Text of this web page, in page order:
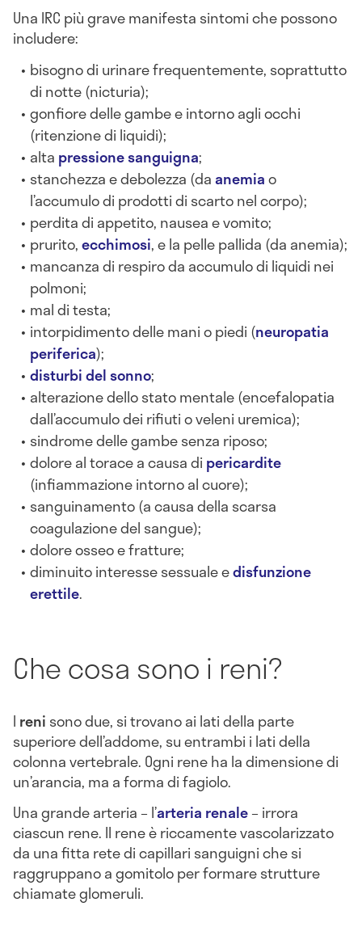
Una IRC più grave manifesta sintomi che possono
includere:
bisogno di urinare frequentemente, soprattutto
di notte (nicturia);
gonfiore delle gambe e intorno agli occhi
(ritenzione di liquidi);
alta pressione sanguigna;
stanchezza e debolezza (daanemiao
l’accumulo di prodotti di scarto nel corpo);
perdita di appetito, nausea e vomito;
prurito,ecchimosi, e la pelle pallida (da anemia);
mancanza di respiro da accumulo di liquidi nei
polmoni;
mal di testa;
intorpidimento delle mani o piedi (neuropatia
periferica);
disturbi del sonno;
alterazione dello stato mentale (encefalopatia
dall’accumulo dei rifiuti o veleni uremica);
sindrome delle gambe senza riposo;
dolore al torace a causa di pericardite
(infiammazione intorno al cuore);
sanguinamento (a causa della scarsa
coagulazione del sangue);
dolore osseo e fratture;
diminuito interesse sessuale edisfunzione
erettile.
Che cosa sono i reni?
I reni sono due, si trovano ai lati della parte
superiore dell’addome, su entrambi i lati della
colonna vertebrale. Ogni rene ha la dimensione di
un’arancia, ma a forma di fagiolo.
Una grande arteria – l’arteria renale– irrora
ciascun rene. Il rene è riccamente vascolarizzato
da una fitta rete di capillari sanguigni che si
raggruppano a gomitolo per formare strutture
chiamate glomeruli.